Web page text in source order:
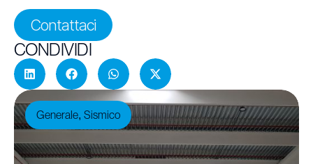
Contattaci
CONDIVIDI
Generale, Sismico